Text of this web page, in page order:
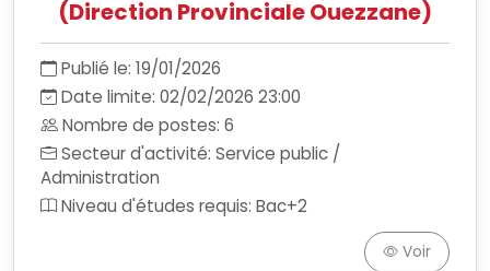
(Direction Provinciale Ouezzane)
Publié le: 19/01/2026
Date limite: 02/02/2026 23:00
Nombre de postes: 6
Secteur d'activité: Service public /
Administration
Niveau d'études requis: Bac+2
Voir